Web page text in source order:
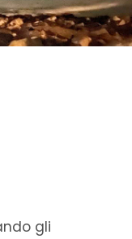
gli